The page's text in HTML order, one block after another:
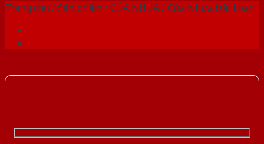
Trang chủ /Sản phẩm /CỬA NHỰA/Cửa Nhựa Đài Loan